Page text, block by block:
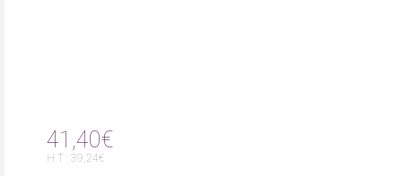
41,40€
H.T : 39,24€